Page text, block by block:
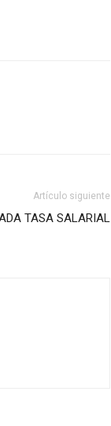
Artículo siguiente
TASA SALARIAL